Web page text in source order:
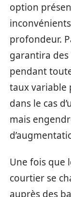
option
profondeur.
garantira
pendant
taux variable
dans le cas
mais
Une fois que
courtier se
auprès des